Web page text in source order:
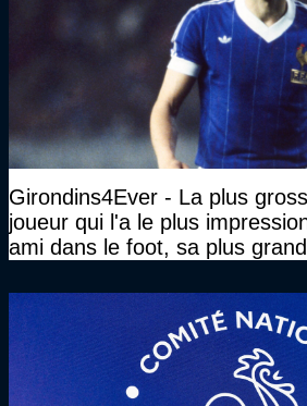
Girondins4Ever - La plus
joueur qui l'a le plus
ami dans le foot, sa plus